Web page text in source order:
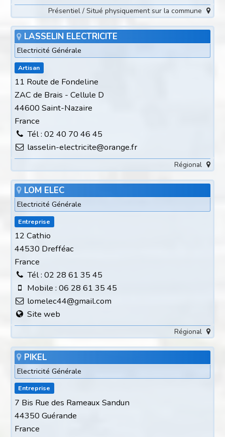
Présentiel / Situé physiquement sur la commune
LASSELIN ELECTRICITE
Electricité Générale
Artisan
11 Route de Fondeline
ZAC de Brais - Cellule D
44600 Saint-Nazaire
France
Tél : 02 40 70 46 45
lasselin-electricite@orange.fr
Régional
LOM ELEC
Electricité Générale
Entreprise
12 Cathio
44530 Drefféac
France
Tél : 02 28 61 35 45
Mobile : 06 28 61 35 45
lomelec44@gmail.com
Site web
Régional
PIKEL
Electricité Générale
Entreprise
7 Bis Rue des Rameaux Sandun
44350 Guérande
France